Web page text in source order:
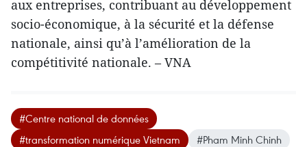
aux entreprises, contribuant au développement
socio-économique, à la sécurité et la défense
nationale, ainsi qu’à l’amélioration de la
compétitivité nationale. – VNA
#Centre national de données
#transformation numérique Vietnam
#Pham Minh Chinh